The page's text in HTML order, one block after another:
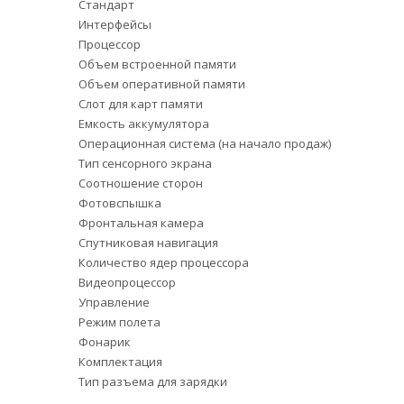
Стандарт
Интерфейсы
Процессор
Объем встроенной памяти
Объем оперативной памяти
Слот для карт памяти
Емкость аккумулятора
Операционная система (на начало продаж)
Тип сенсорного экрана
Соотношение сторон
Фотовспышка
Фронтальная камера
Спутниковая навигация
Количество ядер процессора
Видеопроцессор
Управление
Режим полета
Фонарик
Комплектация
Тип разъема для зарядки